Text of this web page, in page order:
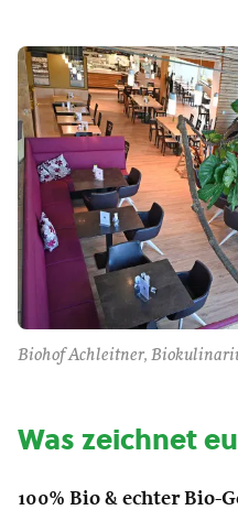
Biohof Achleitner,
Was zeichnet
100% Bio & echter Bio-